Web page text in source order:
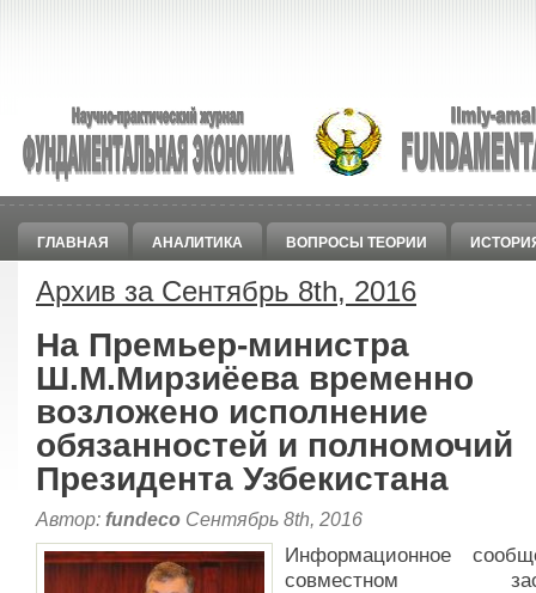
ГЛАВНАЯ АНАЛИТИКА ВОПРОСЫ ТЕОРИИ
Архив за Сентябрь 8th, 2016
На Премьер-министра
Ш.М.Мирзиёева временно
возложено исполнение
обязанностей и полномочий
Президента Узбекистана
Автор: fundeco Сентябрь 8th, 2016
Информационное
совместном